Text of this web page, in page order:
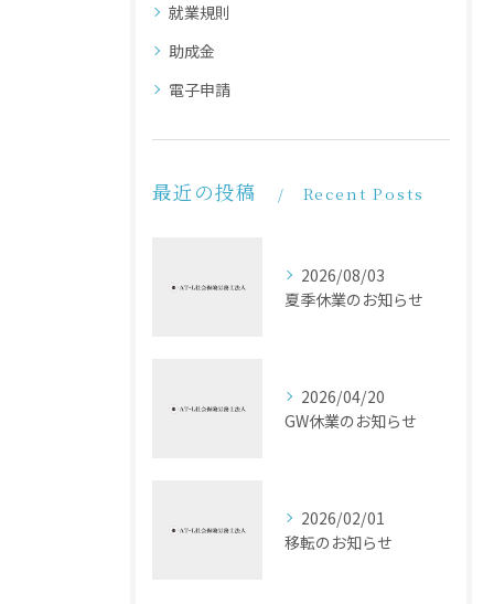
就業規則
助成金
電子申請
最近の投稿 Recent Posts
2026/08/03
夏季休業のお知らせ
2026/04/20
GW休業のお知らせ
2026/02/01
移転のお知らせ